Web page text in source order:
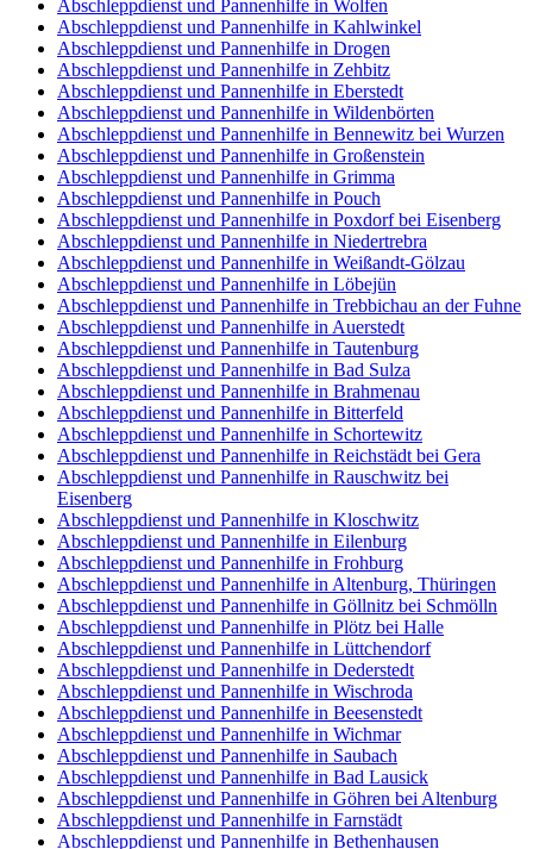
Abschleppdienst und Pannenhilfe in Wolfen
Abschleppdienst und Pannenhilfe in Kahlwinkel
Abschleppdienst und Pannenhilfe in Drogen
Abschleppdienst und Pannenhilfe in Zehbitz
Abschleppdienst und Pannenhilfe in Eberstedt
Abschleppdienst und Pannenhilfe in Wildenbörten
Abschleppdienst und Pannenhilfe in Bennewitz bei Wurzen
Abschleppdienst und Pannenhilfe in Großenstein
Abschleppdienst und Pannenhilfe in Grimma
Abschleppdienst und Pannenhilfe in Pouch
Abschleppdienst und Pannenhilfe in Poxdorf bei Eisenberg
Abschleppdienst und Pannenhilfe in Niedertrebra
Abschleppdienst und Pannenhilfe in Weißandt-Gölzau
Abschleppdienst und Pannenhilfe in Löbejün
Abschleppdienst und Pannenhilfe in Trebbichau an der Fuhne
Abschleppdienst und Pannenhilfe in Auerstedt
Abschleppdienst und Pannenhilfe in Tautenburg
Abschleppdienst und Pannenhilfe in Bad Sulza
Abschleppdienst und Pannenhilfe in Brahmenau
Abschleppdienst und Pannenhilfe in Bitterfeld
Abschleppdienst und Pannenhilfe in Schortewitz
Abschleppdienst und Pannenhilfe in Reichstädt bei Gera
Abschleppdienst und Pannenhilfe in Rauschwitz bei
Eisenberg
Abschleppdienst und Pannenhilfe in Kloschwitz
Abschleppdienst und Pannenhilfe in Eilenburg
Abschleppdienst und Pannenhilfe in Frohburg
Abschleppdienst und Pannenhilfe in Altenburg, Thüringen
Abschleppdienst und Pannenhilfe in Göllnitz bei Schmölln
Abschleppdienst und Pannenhilfe in Plötz bei Halle
Abschleppdienst und Pannenhilfe in Lüttchendorf
Abschleppdienst und Pannenhilfe in Dederstedt
Abschleppdienst und Pannenhilfe in Wischroda
Abschleppdienst und Pannenhilfe in Beesenstedt
Abschleppdienst und Pannenhilfe in Wichmar
Abschleppdienst und Pannenhilfe in Saubach
Abschleppdienst und Pannenhilfe in Bad Lausick
Abschleppdienst und Pannenhilfe in Göhren bei Altenburg
Abschleppdienst und Pannenhilfe in Farnstädt
Abschleppdienst und Pannenhilfe in Bethenhausen